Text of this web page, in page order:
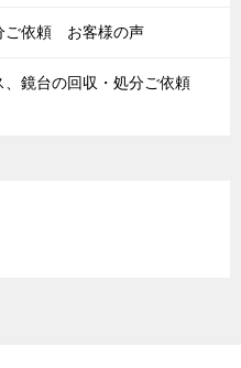
ご依頼 お客様の声
、鏡台の回収・処分ご依頼